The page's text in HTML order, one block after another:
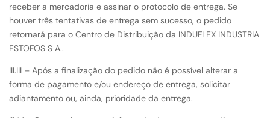
receber a mercadoria e assinar o protocolo de entrega. Se
houver três tentativas de entrega sem sucesso, o pedido
retornará para o Centro de Distribuição da INDUFLEX INDUSTRIA
ESTOFOS S A..
III.III – Após a finalização do pedido não é possível alterar a
forma de pagamento e/ou endereço de entrega, solicitar
adiantamento ou, ainda, prioridade da entrega.